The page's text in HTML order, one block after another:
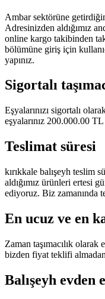
Ambar sektörüne
Adresinizden aldığımız
online kargo takibinden
bölümüne giriş için
yapınız.
Sigortalı
Eşyalarınızı sigortalı
eşyalarınız 200.000.00
Teslimat süresi
kırıkkale balışeyh teslim
aldığımız ürünleri ertesi
ediyoruz. Biz zamanında
En ucuz ve en
Zaman taşımacılık
bizden fiyat teklifi
Balışeyh evden